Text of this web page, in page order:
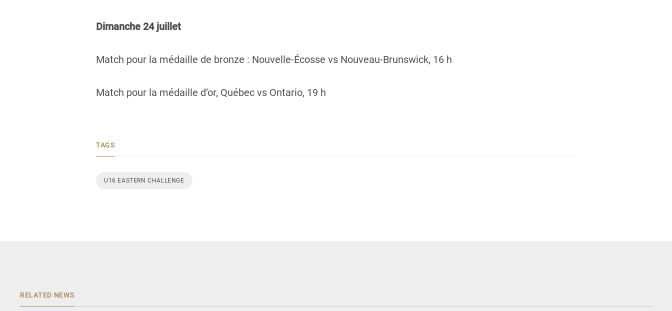
Dimanche 24 juillet
Match pour la médaille de bronze : Nouvelle-Écosse vs Nouveau-Brunswick, 16 h
Match pour la médaille d’or, Québec vs Ontario, 19 h
TAGS
U16 EASTERN CHALLENGE
RELATED NEWS